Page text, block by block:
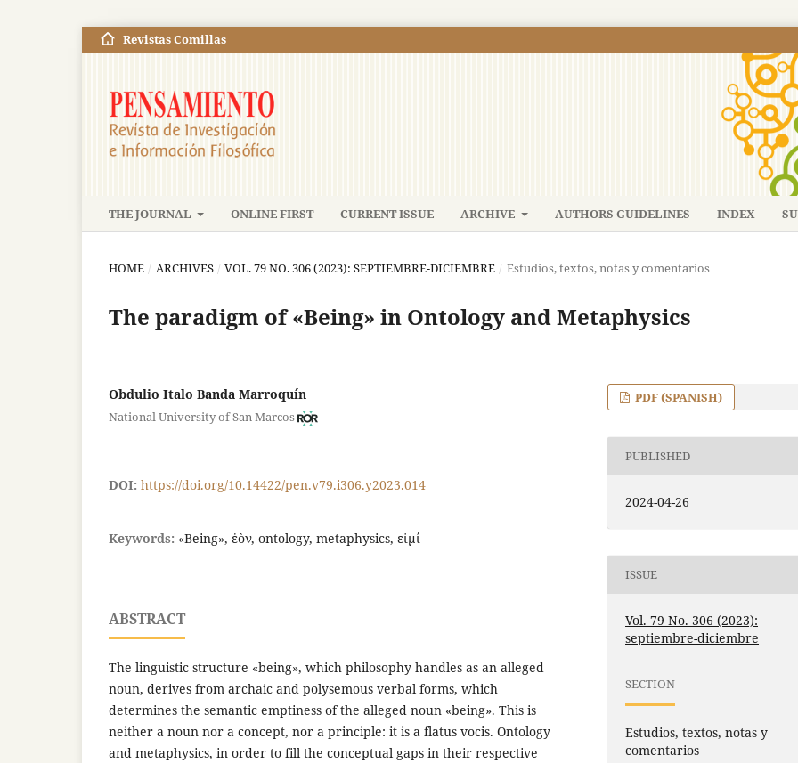
THE JOURNAL ONLINE FIRST CURRENT ISSUE ARCHIVE AUTHORS GUIDELINES INDEX
Revistas Comillas
HOME / ARCHIVES / VOL. 79 NO. 306 (2023): SEPTIEMBRE-DICIEMBRE / Estudios, textos, notas y comentarios
The paradigm of «Being» in Ontology and Metaphysics
Obdulio Italo Banda Marroquín
National University of San Marcos
DOI: https://doi.org/10.14422/pen.v79.i306.y2023.014
Keywords: «Being», ἐὸν, ontology, metaphysics, εἰμί
ABSTRACT
The linguistic structure «being», which philosophy handles as an alleged
noun, derives from archaic and polysemous verbal forms, which
determines the semantic emptiness of the alleged noun «being». This is
neither a noun nor a concept, nor a principle: it is a flatus vocis. Ontology
and metaphysics, in order to fill the conceptual gaps in their respective
PDF (SPANISH)
PUBLISHED
2024-04-26
ISSUE
Vol. 79 No. 306 (2023):
septiembre-diciembre
SECTION
Estudios, textos, notas y
comentarios